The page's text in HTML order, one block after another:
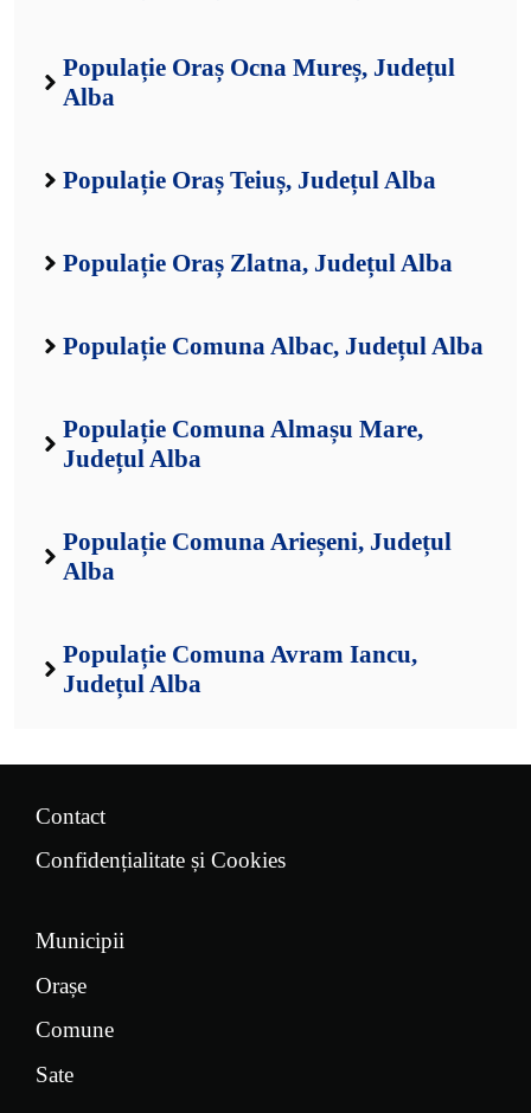
Populație Oraș Ocna Mureș, Județul
Alba
Populație Oraș Teiuș, Județul Alba
Populație Oraș Zlatna, Județul Alba
Populație Comuna Albac, Județul Alba
Populație Comuna Almașu Mare,
Județul Alba
Populație Comuna Arieșeni, Județul
Alba
Populație Comuna Avram Iancu,
Județul Alba
Contact
Confidențialitate și Cookies
Municipii
Orașe
Comune
Sate